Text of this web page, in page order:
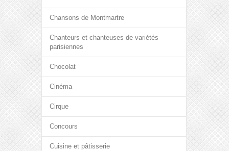
Chansons de Montmartre
Chanteurs et chanteuses de variétés
parisiennes
Chocolat
Cinéma
Cirque
Concours
Cuisine et pâtisserie